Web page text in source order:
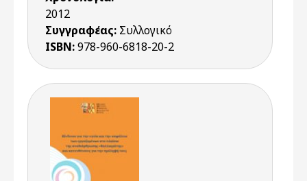
2012
Συγγραφέας: Συλλογικό
ISBN:978-960-6818-20-2